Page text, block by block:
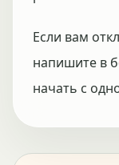
Если вам
напишите в
начать с